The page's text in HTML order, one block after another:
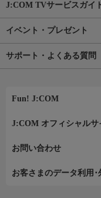
J:COM TVサービスガイ
イベント・プレゼント
サポート・よくある質問
Fun! J:COM
J:COM オフィシャルサ
お問い合わせ
お客さまのデータ利用･